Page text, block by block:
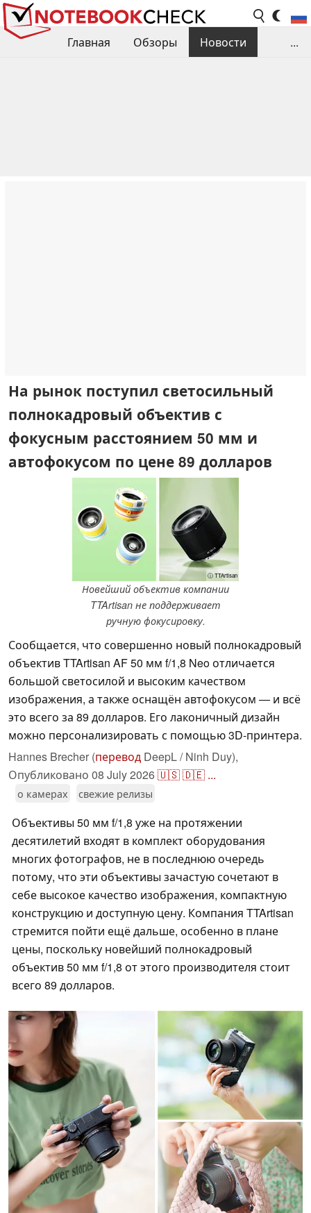
Главная Обзоры
Новости
...
На рынок поступил светосильный
полнокадровый объектив с
фокусным расстоянием 50 мм и
автофокусом по цене 89 долларов
ⓘ TTArtisan
Новейший объектив компании
TTArtisan не поддерживает
ручную фокусировку.
Сообщается, что совершенно новый полнокадровый
объектив TTArtisan AF 50 мм f/1,8 Neo отличается
большой светосилой и высоким качеством
изображения, а также оснащён автофокусом — и всё
это всего за 89 долларов. Его лаконичный дизайн
можно персонализировать с помощью 3D-принтера.
Hannes Brecher (перевод DeepL / Ninh Duy),
Опубликовано 08 July 2026🇺🇸🇩🇪 ...
о камерах свежие релизы
Объективы 50 мм f/1,8 уже на протяжении
десятилетий входят в комплект оборудования
многих фотографов, не в последнюю очередь
потому, что эти объективы зачастую сочетают в
себе высокое качество изображения, компактную
конструкцию и доступную цену. Компания TTArtisan
стремится пойти ещё дальше, особенно в плане
цены, поскольку новейший полнокадровый
объектив 50 мм f/1,8 от этого производителя стоит
всего 89 долларов.